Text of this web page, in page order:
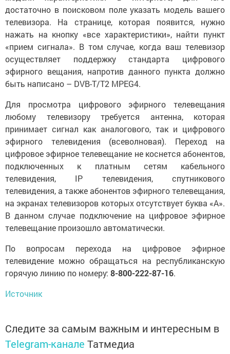
достаточно в поисковом поле указать модель вашего
телевизора. На странице, которая появится, нужно
нажать на кнопку «все характеристики», найти пункт
«прием сигнала». В том случае, когда ваш телевизор
осуществляет поддержку стандарта цифрового
эфирного вещания, напротив данного пункта должно
быть написано – DVB-T/T2 MPEG4.
Для просмотра цифрового эфирного телевещания
любому телевизору требуется антенна, которая
принимает сигнал как аналогового, так и цифрового
эфирного телевидения (всеволновая). Переход на
цифровое эфирное телевещание не коснется абонентов,
подключенных к платным сетям кабельного
телевидения, IP телевидения, спутникового
телевидения, а также абонентов эфирного телевещания,
на экранах телевизоров которых отсутствует буква «А».
В данном случае подключение на цифровое эфирное
телевещание произошло автоматически.
По вопросам перехода на цифровое эфирное
телевидение можно обращаться на республиканскую
горячую линию по номеру: 8-800-222-87-16.
Источник
Следите за самым важным и интересным в
Telegram-канале Татмедиа